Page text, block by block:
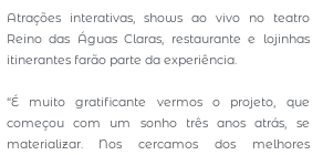
Atrações interativas, shows ao vivo no teatro
Reino das Águas Claras, restaurante e lojinhas
itinerantes farão parte da experiência.
“É muito gratificante vermos o projeto, que
começou com um sonho três anos atrás, se
materializar. Nos cercamos dos melhores